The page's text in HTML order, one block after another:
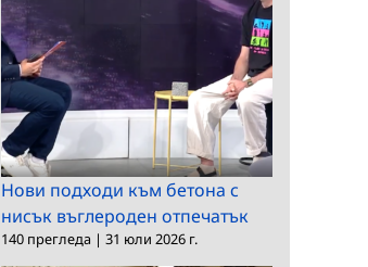
Нови подходи към бетона с
нисък въглероден отпечатък
140 прегледа | 31 юли 2026 г.